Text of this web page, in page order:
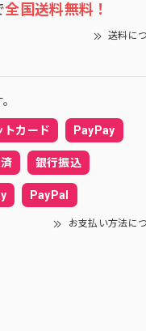
全国送料無料！
送料に
トカード PayPay
銀行振込
PayPal
お支払い方法に